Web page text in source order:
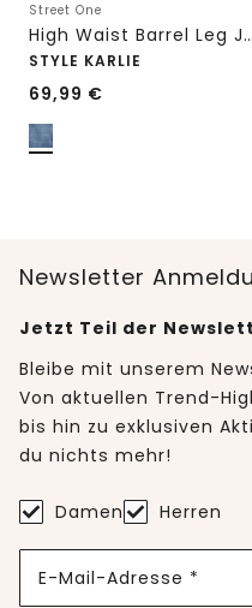
Street One
High Waist Barrel Leg Jeans im Loose Fit
STYLE KARLIE
69,99 €
Newsletter
Jetzt Teil der
Bleibe mit unserem
Von aktuellen Trend-
bis hin zu exklusiven
du nichts mehr!
Damen Herren
E-Mail-Adresse *